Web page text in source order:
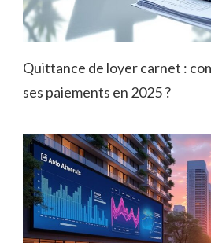
Quittance de loyer carnet :
ses paiements en 2025 ?